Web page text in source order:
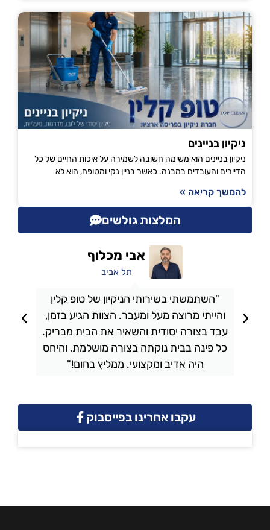
ניקיון בניינים
ניקיון בניינים הוא משימה חשובה לשמירה על איכות החיים של כל
הדיירים והעובדים במבנה. כאשר בניין נקי ומטופח, הוא לא
להמשך קריאה »
המלצות גולשים
"השתמשתי בשירותי הניקיון של טופ קלין
והייתי מרוצה מעל ומעבר. הצוות הגיע בזמן,
עבד בצורה יסודית והשאיר את הבית מבריק.
כל פינה בבית נוקתה בצורה מושלמת, והיחס
היה אדיב ומקצועי. ממליץ בחום!"
אבי מכלוף
תל אביב
עקבו אחרינו בפייסבוק